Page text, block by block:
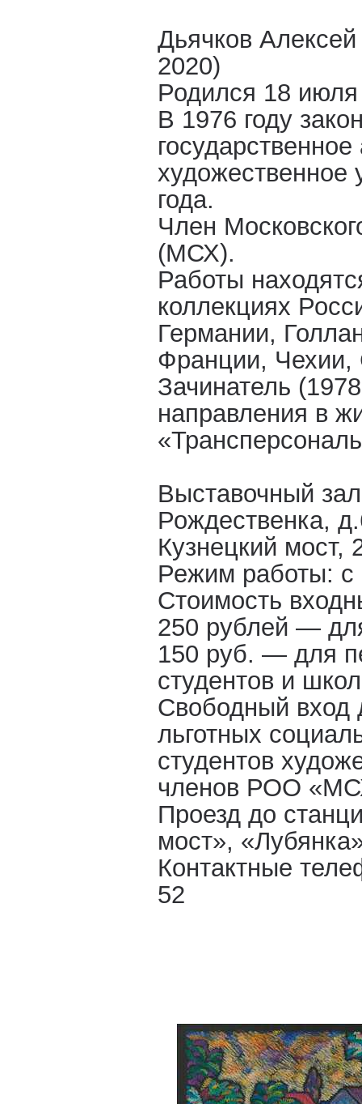
Дьячков
2020)
Родился 18
В 1976 году
года.
Член
(МСХ).
Работы
коллекциях
Германии,
Франции,
Зачинатель (1978
направления в
Выставочный
Рождественка,
Кузнецкий мост,
Режим работы: с
Стоимость
250 рублей —
150 руб. — для
студентов и
Свободный вход
льготных
студентов
членов РОО
Проезд до
мост»,
Контактные
52